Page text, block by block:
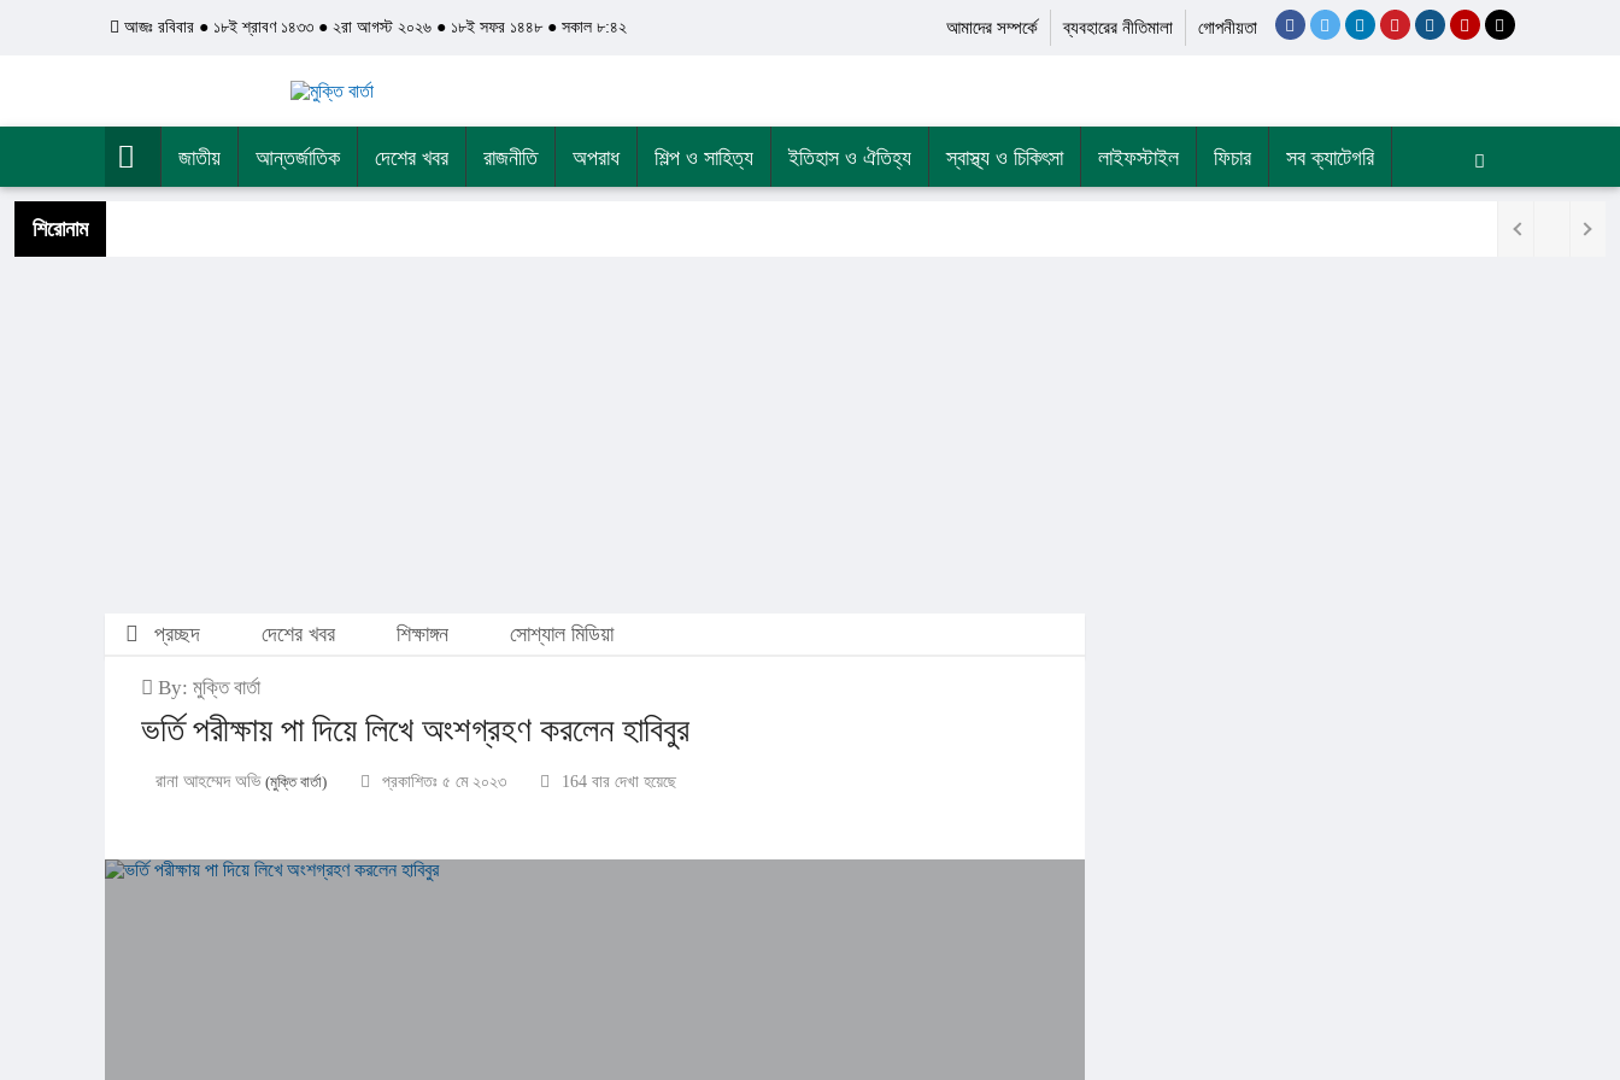
আজঃ রবিবার ● ১৮ই শ্রাবণ ১৪৩৩ ● ২রা আগস্ট ২০২৬ ● ১৮ই সফর ১৪৪৮ ● সকাল ৮:৪২ আমাদের সম্পর্কে ব্যবহারের নীতিমালা গোপনীয়তা
জাতীয় আন্তর্জাতিক দেশের খবর রাজনীতি অপরাধ শিল্প ও সাহিত্য ইতিহাস ও ঐতিহ্য স্বাস্থ্য ও চিকিৎসা লাইফস্টাইল ফিচার সব ক্যাটেগরি
শিরোনাম
প্রচ্ছদ দেশের খবর শিক্ষাঙ্গন সোশ্যাল মিডিয়া
By: মুক্তি বার্তা
ভর্তি পরীক্ষায় পা দিয়ে লিখে অংশগ্রহণ করলেন হাবিবুর
রানা আহম্মেদ অভি (মুক্তি বার্তা) প্রকাশিতঃ ৫ মে ২০২৩ 164 বার দেখা হয়েছে